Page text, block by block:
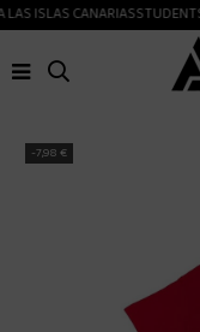
ISLAS CANARIAS
-7,98 €